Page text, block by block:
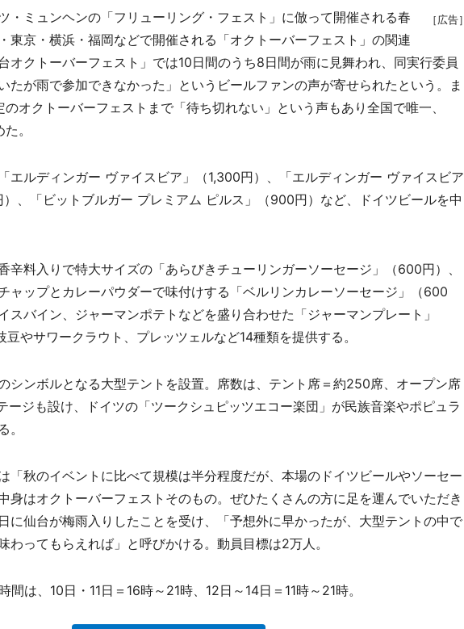
［広告］
・ミュンヘンの「フリューリング・フェスト」に倣って開催される春
東京・横浜・福岡などで開催される「オクトーバーフェスト」の関連
オクトーバーフェスト」では10日間のうち8日間が雨に見舞われ、同実行委員
たが雨で参加できなかった」というビールファンの声が寄せられたという。ま
オクトーバーフェストまで「待ち切れない」という声もあり全国で唯一、
。
エルディンガー ヴァイスビア」（1,300円）、「エルディンガー ヴァイスビア
、「ビットブルガー プレミアム ピルス」（900円）など、ドイツビールを中
料入りで特大サイズの「あらびきチューリンガーソーセージ」（600円）、
ャップとカレーパウダーで味付けする「ベルリンカレーソーセージ」（600
スバイン、ジャーマンポテトなどを盛り合わせた「ジャーマンプレート」
豆やサワークラウト、プレッツェルなど14種類を提供する。
シンボルとなる大型テントを設置。席数は、テント席＝約250席、オープン席
ージも設け、ドイツの「ツークシュピッツエコー楽団」が民族音楽やポピュラ
。
「秋のイベントに比べて規模は半分程度だが、本場のドイツビールやソーセー
身はオクトーバーフェストそのもの。ぜひたくさんの方に足を運んでいただき
に仙台が梅雨入りしたことを受け、「予想外に早かったが、大型テントの中で
わってもらえれば」と呼びかける。動員目標は2万人。
は、10日・11日＝16時～21時、12日～14日＝11時～21時。